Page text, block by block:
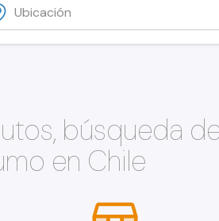
búsqueda
en Chile